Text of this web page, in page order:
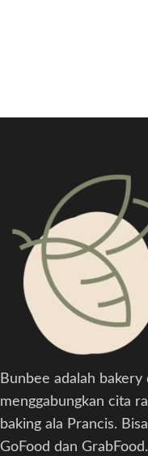
Bunbee adalah
menggabungkan cita
baking ala Prancis.
GoFood dan GrabFood.